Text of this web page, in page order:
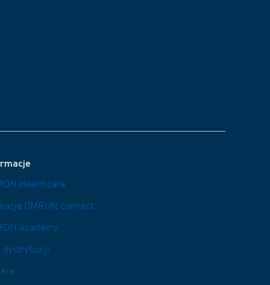
Healthcare
OMRON connect
Academy
dystrybucji